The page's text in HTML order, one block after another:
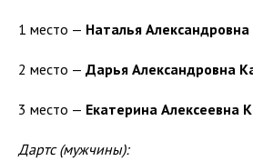
1 место — Наталья
2 место — Дарья Александровна
3 место — Екатерина Алексеевна
Дартс (мужчины):